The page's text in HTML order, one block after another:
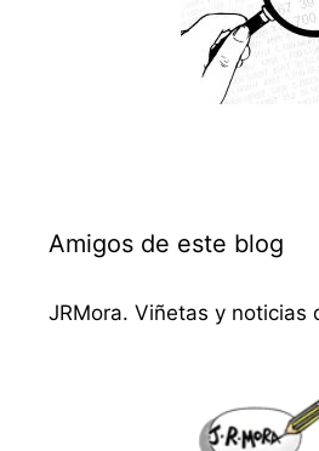
Amigos de este blog
JRMora. Viñetas y noticias